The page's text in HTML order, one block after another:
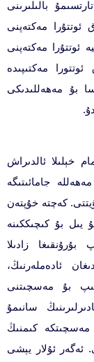
بالىلىرىنى
مەكتەپنى
ئوتتۇرا مەكتەپنى
مەكتىپىدە
بۇ مەھەللىدىكى
خېلىلا ئالدىراش
جامائىتىگە
كەچتە خۇپتەن
يىل بۇ كىچىككىنە
زادىلا
ئادەملەرنىڭ،
بۇ مەسچىتنى
سانىمۇ
مەسچىتكە كىمنىڭ
ئەگەر ئۇلار يېشى